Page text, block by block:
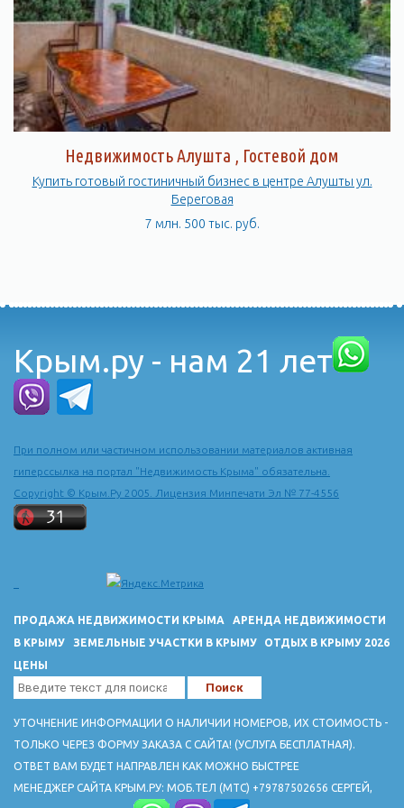
Здесь есть все необходимое для того, чтобы провести время
с удовольствием и насладиться красотами Крыма.
Недвижимость Алушта , Гостевой дом
Купить готовый гостиничный бизнес в центре Алушты ул.
Береговая
7 млн. 500 тыс. руб.
Крым.ру - нам 21 лет
При полном или частичном использовании материалов активная
гиперссылка на портал "Недвижимость Крыма" обязательна.
Copyright © Крым.Ру 2005. Лицензия Минпечати Эл № 77-4556
ПРОДАЖА НЕДВИЖИМОСТИ КРЫМА
АРЕНДА НЕДВИЖИМОСТИ
В КРЫМУ
ЗЕМЕЛЬНЫЕ УЧАСТКИ В КРЫМУ
ОТДЫХ В КРЫМУ 2026
ЦЕНЫ
УТОЧНЕНИЕ ИНФОРМАЦИИ О НАЛИЧИИ НОМЕРОВ, ИХ СТОИМОСТЬ -
ТОЛЬКО ЧЕРЕЗ ФОРМУ ЗАКАЗА С САЙТА! (УСЛУГА БЕСПЛАТНАЯ).
ОТВЕТ ВАМ БУДЕТ НАПРАВЛЕН КАК МОЖНО БЫСТРЕЕ
МЕНЕДЖЕР САЙТА КРЫМ.РУ: МОБ.ТЕЛ (МТС) +79787502656 СЕРГЕЙ,